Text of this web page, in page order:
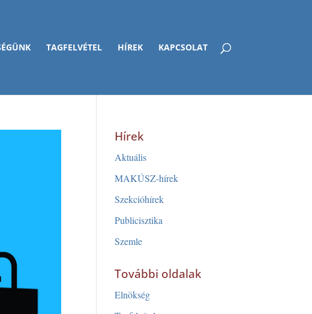
TAGFELVÉTEL HÍREK KAPCSOLAT
Hírek
Aktuális
MAKÚSZ-hírek
Szekcióhírek
Publicisztika
Szemle
További oldalak
Elnökség